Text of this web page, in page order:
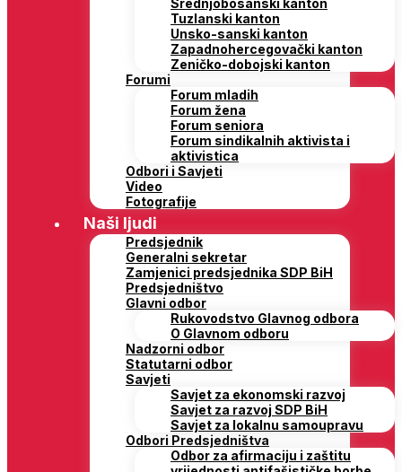
Srednjobosanski kanton
Tuzlanski kanton
Unsko-sanski kanton
Zapadnohercegovački kanton
Zeničko-dobojski kanton
Forumi
Forum mladih
Forum žena
Forum seniora
Forum sindikalnih aktivista i
aktivistica
Odbori i Savjeti
Video
Fotografije
Naši ljudi
Predsjednik
Generalni sekretar
Zamjenici predsjednika SDP BiH
Predsjedništvo
Glavni odbor
Rukovodstvo Glavnog odbora
O Glavnom odboru
Nadzorni odbor
Statutarni odbor
Savjeti
Savjet za ekonomski razvoj
Savjet za razvoj SDP BiH
Savjet za lokalnu samoupravu
Odbori Predsjedništva
Odbor za afirmaciju i zaštitu